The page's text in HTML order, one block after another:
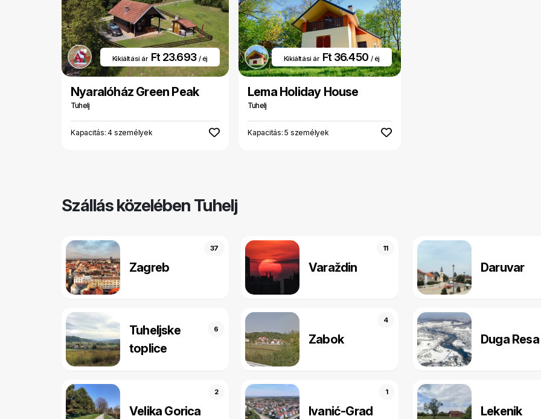
Kikiáltási ár Ft 23.693 / éj
Nyaralóház Green Peak
Tuhelj
Kapacitás: 4 személyek
Kikiáltási ár Ft 36.450 / éj
Lema Holiday House
Tuhelj
Kapacitás: 5 személyek
Szállás közelében Tuhelj
Zagreb
37
Varaždin
11
Daruvar
Tuheljske
toplice
6
Zabok
4
Duga Resa
Velika Gorica
2
Ivanić-Grad
1
Lekenik